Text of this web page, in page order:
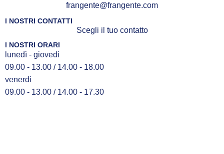
frangente@frangente.com
I NOSTRI CONTATTI
Scegli il tuo contatto
I NOSTRI ORARI
lunedì - giovedì
09.00 - 13.00 / 14.00 - 18.00
venerdì
09.00 - 13.00 / 14.00 - 17.30